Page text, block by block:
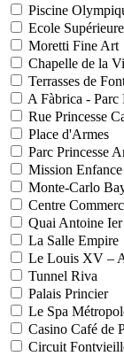
Piscine
Ecole
Moretti Fine Art
Chapelle de la
Terrasses de
A Fàbrica - Parc
Rue Princesse
Place d'Armes
Parc Princesse
Mission Enfance
Monte-Carlo
Centre
Quai Antoine Ier
La Salle Empire
Le Louis XV –
Tunnel Riva
Palais Princier
Le Spa
Casino Café de
Circuit